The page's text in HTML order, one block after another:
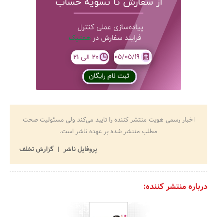
اخبار رسمی هویت منتشر کننده را تایید می‌کند ولی مسئولیت صحت
مطلب منتشر شده بر عهده ناشر است.
پروفایل ناشر
گزارش تخلف
درباره منتشر کننده: